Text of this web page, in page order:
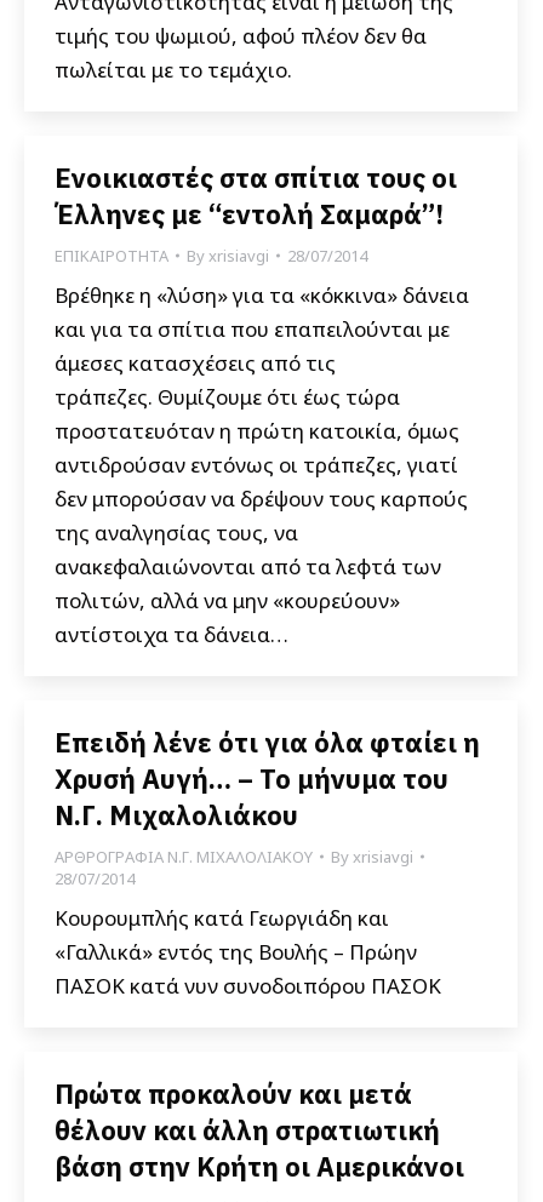
τιμής του ψωμιού, αφού πλέον δεν θα
πωλείται με το τεμάχιο.
Ενοικιαστές στα σπίτια τους οι
Έλληνες με “εντολή Σαμαρά”!
ΕΠΙΚΑΙΡΟΤΗΤΑ Byxrisiavgi 28/07/2014
Βρέθηκε η «λύση» για τα «κόκκινα» δάνεια
και για τα σπίτια που επαπειλούνται με
άμεσες κατασχέσεις από τις
τράπεζες. Θυμίζουμε ότι έως τώρα
προστατευόταν η πρώτη κατοικία, όμως
αντιδρούσαν εντόνως οι τράπεζες, γιατί
δεν μπορούσαν να δρέψουν τους καρπούς
της αναλγησίας τους, να
ανακεφαλαιώνονται από τα λεφτά των
πολιτών, αλλά να μην «κουρεύουν»
αντίστοιχα τα δάνεια…
Επειδή λένε ότι για όλα φταίει η
Χρυσή Αυγή… – Το μήνυμα του
Ν.Γ. Μιχαλολιάκου
ΑΡΘΡΟΓΡΑΦΙΑ Ν.Γ. ΜΙΧΑΛΟΛΙΑΚΟΥ Byxrisiavgi
28/07/2014
Κουρουμπλής κατά Γεωργιάδη και
«Γαλλικά» εντός της Βουλής – Πρώην
ΠΑΣΟΚ κατά νυν συνοδοιπόρου ΠΑΣΟΚ
Πρώτα προκαλούν και μετά
θέλουν και άλλη στρατιωτική
βάση στην Κρήτη οι Αμερικάνοι